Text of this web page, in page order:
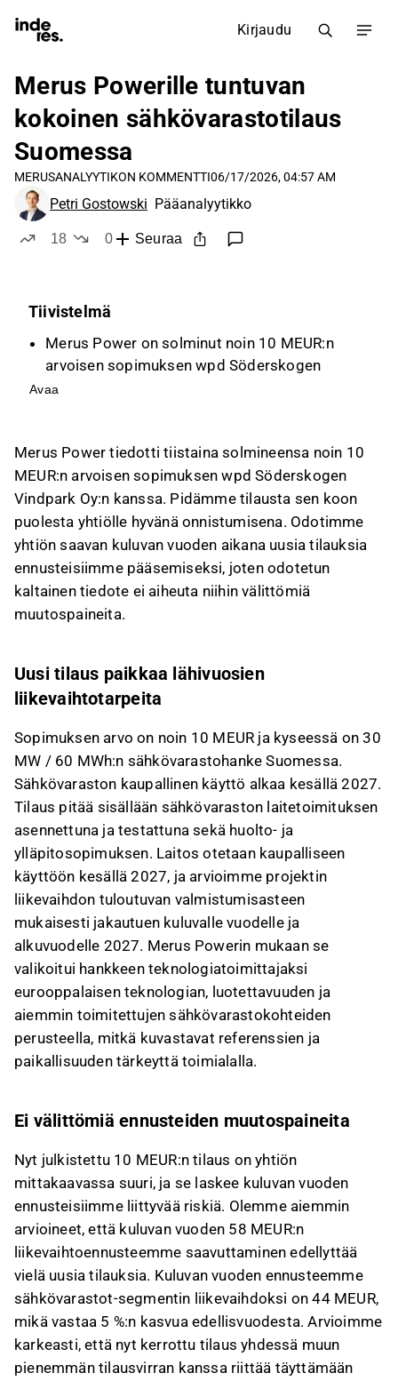
Kirjaudu
Merus Powerille tuntuvan
kokoinen sähkövarastotilaus
Suomessa
MERUSANALYYTIKON KOMMENTTI06/17/2026, 04:57 AM
Petri Gostowski Pääanalyytikko
18
0
Seuraa
Tiivistelmä
Merus Power on solminut noin 10 MEUR:n
arvoisen sopimuksen wpd Söderskogen
Vindpark Oy:n kanssa, mikä on merkittävä
sähkövarastohankkeen, jonka kaupallinen
käyttö alkaa kesällä 2027, ja se sisältää
laitetoimituksen sekä huolto- ja
ylläpitosopimuksen.
Tilaus vähentää kuluvan vuoden ennusteisiin
liittyvää riskiä, mutta ei aiheuta välittömiä
muutospaineita ennusteisiin, jotka edellyttävät
58 MEUR:n liikevaihtoa.
Powerin tavoitetta kasvattaa
korkeakatteisemman palveluliiketoiminnan
osuutta.
Tämä sisältö on tekoälyn tuottamaa. Anna siihen
liittyvää palautetta Inderesinfoorumilla.
Avaa
Merus Power tiedotti tiistaina solmineensa noin 10
MEUR:n arvoisen sopimuksen wpd Söderskogen
Vindpark Oy:n kanssa. Pidämme tilausta sen koon
puolesta yhtiölle hyvänä onnistumisena. Odotimme
yhtiön saavan kuluvan vuoden aikana uusia tilauksia
ennusteisiimme pääsemiseksi, joten odotetun
kaltainen tiedote ei aiheuta niihin välittömiä
muutospaineita.
Uusi tilaus paikkaa lähivuosien
liikevaihtotarpeita
Sopimuksen arvo on noin 10 MEUR ja kyseessä on 30
MW / 60 MWh:n sähkövarastohanke Suomessa.
Sähkövaraston kaupallinen käyttö alkaa kesällä 2027.
Tilaus pitää sisällään sähkövaraston laitetoimituksen
asennettuna ja testattuna sekä huolto- ja
ylläpitosopimuksen. Laitos otetaan kaupalliseen
käyttöön kesällä 2027, ja arvioimme projektin
liikevaihdon tuloutuvan valmistumisasteen
mukaisesti jakautuen kuluvalle vuodelle ja
alkuvuodelle 2027. Merus Powerin mukaan se
valikoitui hankkeen teknologiatoimittajaksi
eurooppalaisen teknologian, luotettavuuden ja
aiemmin toimitettujen sähkövarastokohteiden
perusteella, mitkä kuvastavat referenssien ja
paikallisuuden tärkeyttä toimialalla.
Ei välittömiä ennusteiden muutospaineita
Nyt julkistettu 10 MEUR:n tilaus on yhtiön
mittakaavassa suuri, ja se laskee kuluvan vuoden
ennusteisiimme liittyvää riskiä. Olemme aiemmin
arvioineet, että kuluvan vuoden 58 MEUR:n
liikevaihtoennusteemme saavuttaminen edellyttää
vielä uusia tilauksia. Kuluvan vuoden ennusteemme
sähkövarastot-segmentin liikevaihdoksi on 44 MEUR,
mikä vastaa 5 %:n kasvua edellisvuodesta. Arvioimme
karkeasti, että nyt kerrottu tilaus yhdessä muun
pienemmän tilausvirran kanssa riittää täyttämään